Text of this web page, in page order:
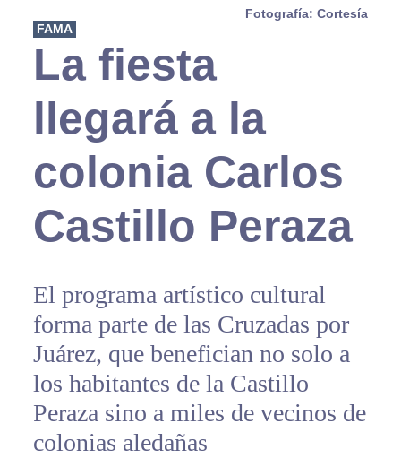
Fotografía: Cortesía
FAMA
La fiesta
llegará a la
colonia Carlos
Castillo Peraza
El programa artístico cultural
forma parte de las Cruzadas por
Juárez, que benefician no solo a
los habitantes de la Castillo
Peraza sino a miles de vecinos de
colonias aledañas